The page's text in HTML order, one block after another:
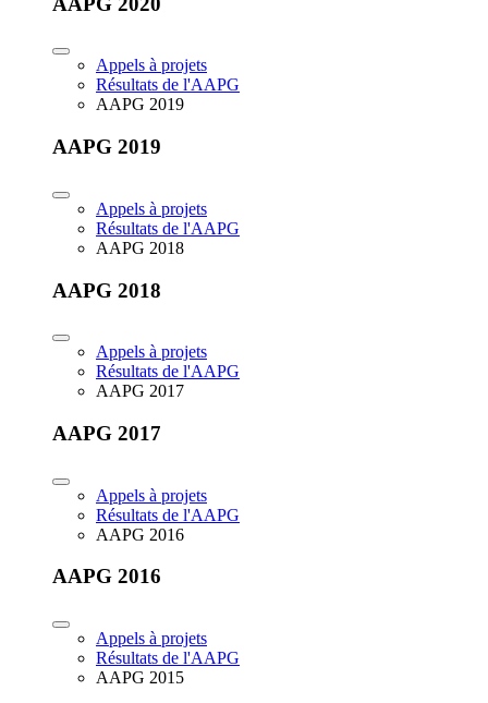
Appels à projets
Résultats de l'AAPG
AAPG 2019
AAPG 2019
Appels à projets
Résultats de l'AAPG
AAPG 2018
AAPG 2018
Appels à projets
Résultats de l'AAPG
AAPG 2017
AAPG 2017
Appels à projets
Résultats de l'AAPG
AAPG 2016
AAPG 2016
Appels à projets
Résultats de l'AAPG
AAPG 2015